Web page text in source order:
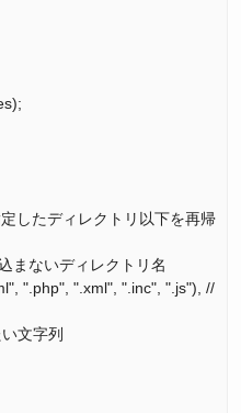
したディレクトリ以下を再帰
まないディレクトリ名
".php", ".xml", ".inc", ".js"), //
文字列